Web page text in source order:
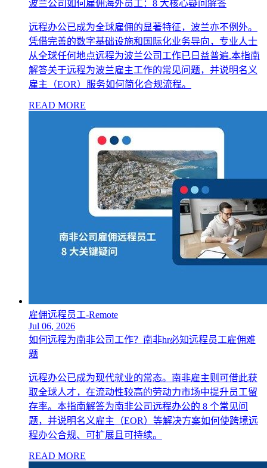
波兰公司如何雇佣海外员工：8 大核心疑问解答
远程办公已成为全球雇佣的显著特征，波兰亦不例外。
凭借完善的数字基础设施和国际化业务导向，专业人士
从全球任何地点远程为波兰公司工作已日益普遍.本指南
解答关于远程为波兰雇主工作的常见问题，并说明名义
雇主（EOR）服务如何简化合规流程。
READ MORE
雇佣远程员工-Remote
Jul 06, 2026
如何远程为南非公司工作？南非hr必知远程员工雇佣难
题
远程办公已成为现代就业的常态。南非雇主则可借此获
取全球人才，在流动性较高的劳动力市场中提升员工留
存率。本指南解答为南非公司远程办公的 8 个常见问
题，并说明名义雇主（EOR）等解决方案如何使跨境远
程办公合规、可扩展且可持续。
READ MORE